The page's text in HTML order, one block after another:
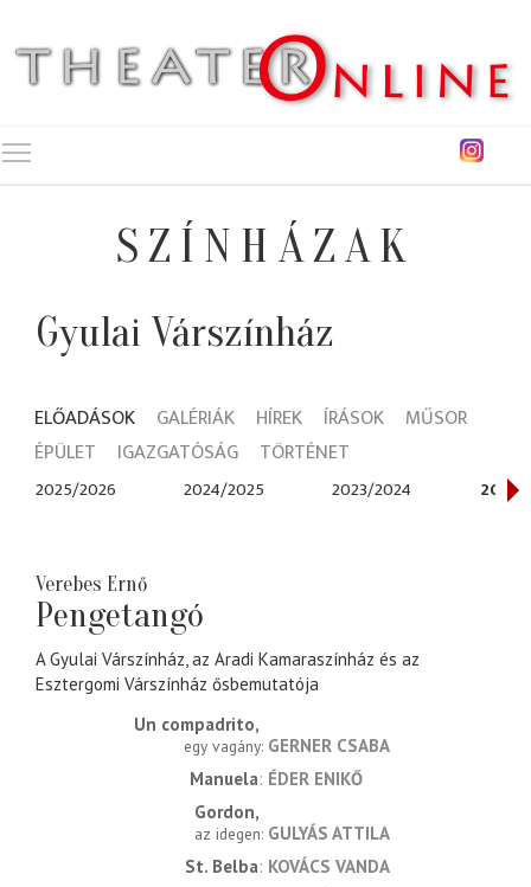
SZÍNHÁZAK
Gyulai Várszínház
ELŐADÁSOK GALÉRIÁK HÍREK ÍRÁSOK
MŰSOR
ÉPÜLET
IGAZGATÓSÁG TÖRTÉNET
2025/2026 2024/2025 2023/2024
Verebes Ernő
Pengetangó
A Gyulai Várszínház, az Aradi Kamaraszínház és az
Esztergomi Várszínház ősbemutatója
Un compadrito
egy vagány GERNER CSABA
Manuela ÉDER ENIKŐ
Gordon
az idegen GULYÁS ATTILA
St. Belba KOVÁCS VANDA